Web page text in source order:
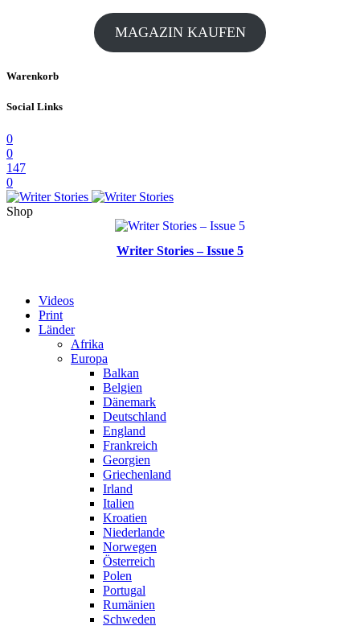
MAGAZIN KAUFEN
Warenkorb
Social Links
0
0
147
0
Shop
Writer Stories – Issue 5
Videos
Print
Länder
Afrika
Europa
Balkan
Belgien
Dänemark
Deutschland
England
Frankreich
Georgien
Griechenland
Irland
Italien
Kroatien
Niederlande
Norwegen
Österreich
Polen
Portugal
Rumänien
Schweden